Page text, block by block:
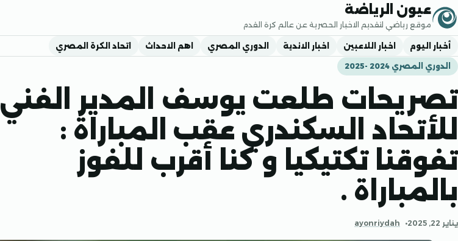
تجاوز إلى المحتوى
عيون الرياضة
موقع رياضي لتقديم الاخبار الحصرية عن عالم كرة القدم
أخبار اليوم اخبار اللاعبين اخبار الاندية الدوري المصري اهم الاحداث اتحاد الكرة المصري
الدوري المصري 2024 -2025
تصريحات طلعت يوسف المدير الفني
للأتحاد السكندري عقب المباراة :
تفوقنا تكتيكيا و كنا أقرب للفوز
بالمباراة .
يناير 22, 2025 ayonriydah